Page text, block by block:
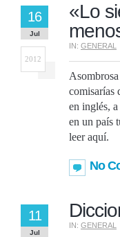
«Lo
IN: GENERAL
16
Jul
2012
comisarías
en inglés,
en un país
leer aquí.
No
IN: GENERAL
11
Jul